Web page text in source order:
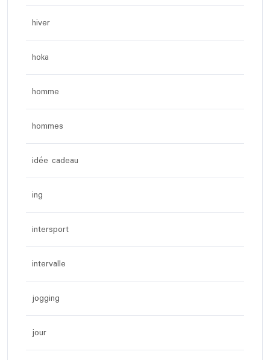
hiver
hoka
homme
hommes
idée cadeau
ing
intersport
intervalle
jogging
jour